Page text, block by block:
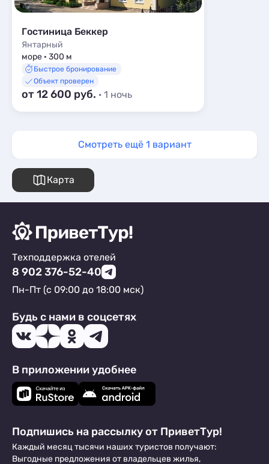
Гостиница Беккер
Янтарный
море · 300 м
Быстрое бронирование
Объект проверен
от 12 600 руб. · 1 ночь
Смотреть ещё 1 вариант
Карта
Техподдержка отелей
8 902 376-52-40
Пн-Пт (с 09:00 до 18:00 мск)
Будь с нами в соцсетях
В приложении удобнее
Подпишись на рассылку от ПриветТур!
Каждый месяц тысячи наших туристов получают:
Выгодные предложения от владельцев жилья,